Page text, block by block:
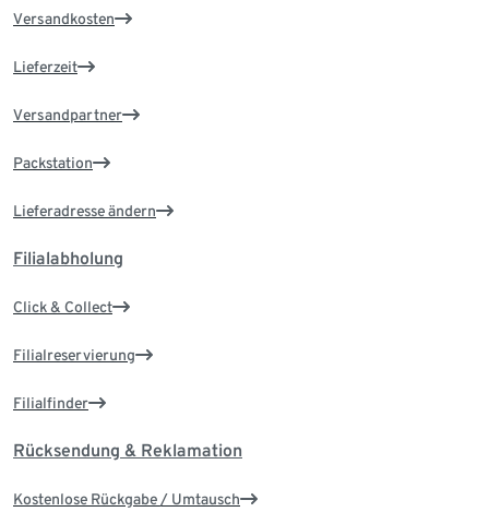
Versandkosten
Lieferzeit
Versandpartner
Packstation
Lieferadresse ändern
Filialabholung
Click & Collect
Filialreservierung
Filialfinder
Rücksendung & Reklamation
Kostenlose Rückgabe / Umtausch